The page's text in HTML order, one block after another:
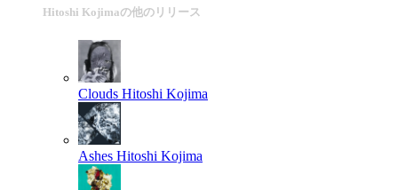
Hitoshi Kojimaの他のリリース
Clouds Hitoshi Kojima
Ashes Hitoshi Kojima